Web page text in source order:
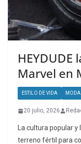
HEYDUDE
Marvel en
ESTILO DE VIDA MODA
20 julio, 2026
La cultura popular
terreno fértil para